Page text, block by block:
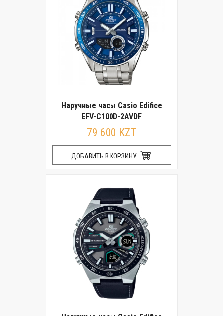
Наручные часы Casio Edifice
EFV-C100D-2AVDF
79 600 KZT
ДОБАВИТЬ В КОРЗИНУ